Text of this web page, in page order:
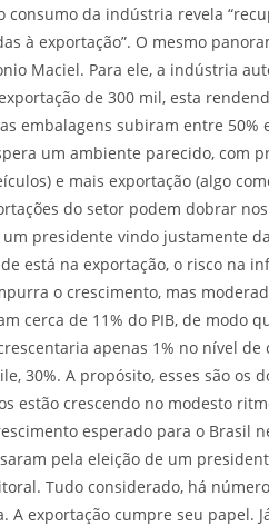
consumo da indústria revela
à exportação”. O mesmo
Maciel. Para ele, a indústria
de 300 mil, esta
embalagens subiram entre 50%
um ambiente parecido, com
e mais exportação (algo
do setor podem dobrar
presidente vindo justamente
está na exportação, o risco na
o crescimento, mas
cerca de 11% do PIB, de modo
apenas 1% no nível
30%. A propósito, esses são os
estão crescendo no modesto
esperado para o Brasil
pela eleição de um
Tudo considerado, há
exportação cumpre seu papel.